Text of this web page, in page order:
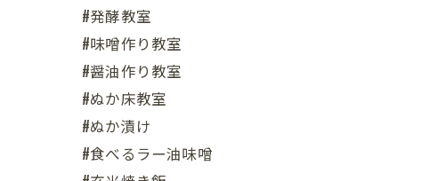
#発酵教室
#味噌作り教室
#醤油作り教室
#ぬか床教室
#ぬか漬け
#食べるラー油味噌